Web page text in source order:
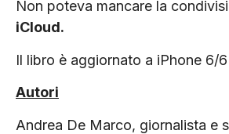
Non poteva mancare la
iCloud.
Il libro è aggiornato a iPhone 6/
Autori
Andrea De Marco, giornalista e